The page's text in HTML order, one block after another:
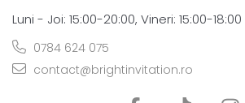
Luni - Joi: 15:00-20:00, Vineri: 15:00-18:00
0784 624 075
contact@brightinvitation.ro